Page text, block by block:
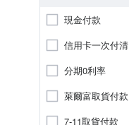
現金付款
信用卡一次付清
分期0利率
萊爾富取貨付款
7-11取貨付款